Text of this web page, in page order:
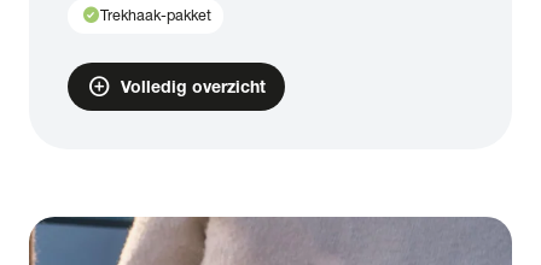
check_circleTrekhaak-pakket
add_circle Volledig overzicht